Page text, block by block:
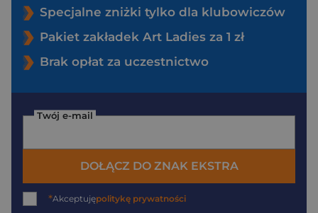
Specjalne zniżki tylko dla klubowiczów
Pakiet zakładek Art Ladies za 1 zł
Brak opłat za uczestnictwo
Twój e-mail
DOŁĄCZ DO ZNAK EKSTRA
*Akceptujępolitykę prywatności